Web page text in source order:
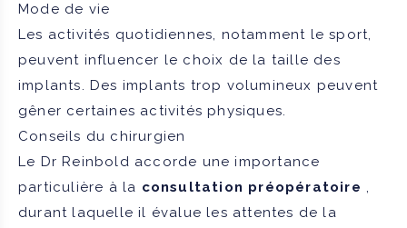
Mode de vie
Les activités quotidiennes, notamment le sport,
peuvent influencer le choix de la taille des
implants. Des implants trop volumineux peuvent
gêner certaines activités physiques.
Conseils du chirurgien
Le Dr Reinbold accorde une importance
particulière à la consultation préopératoire
durant laquelle il évalue les attentes de la